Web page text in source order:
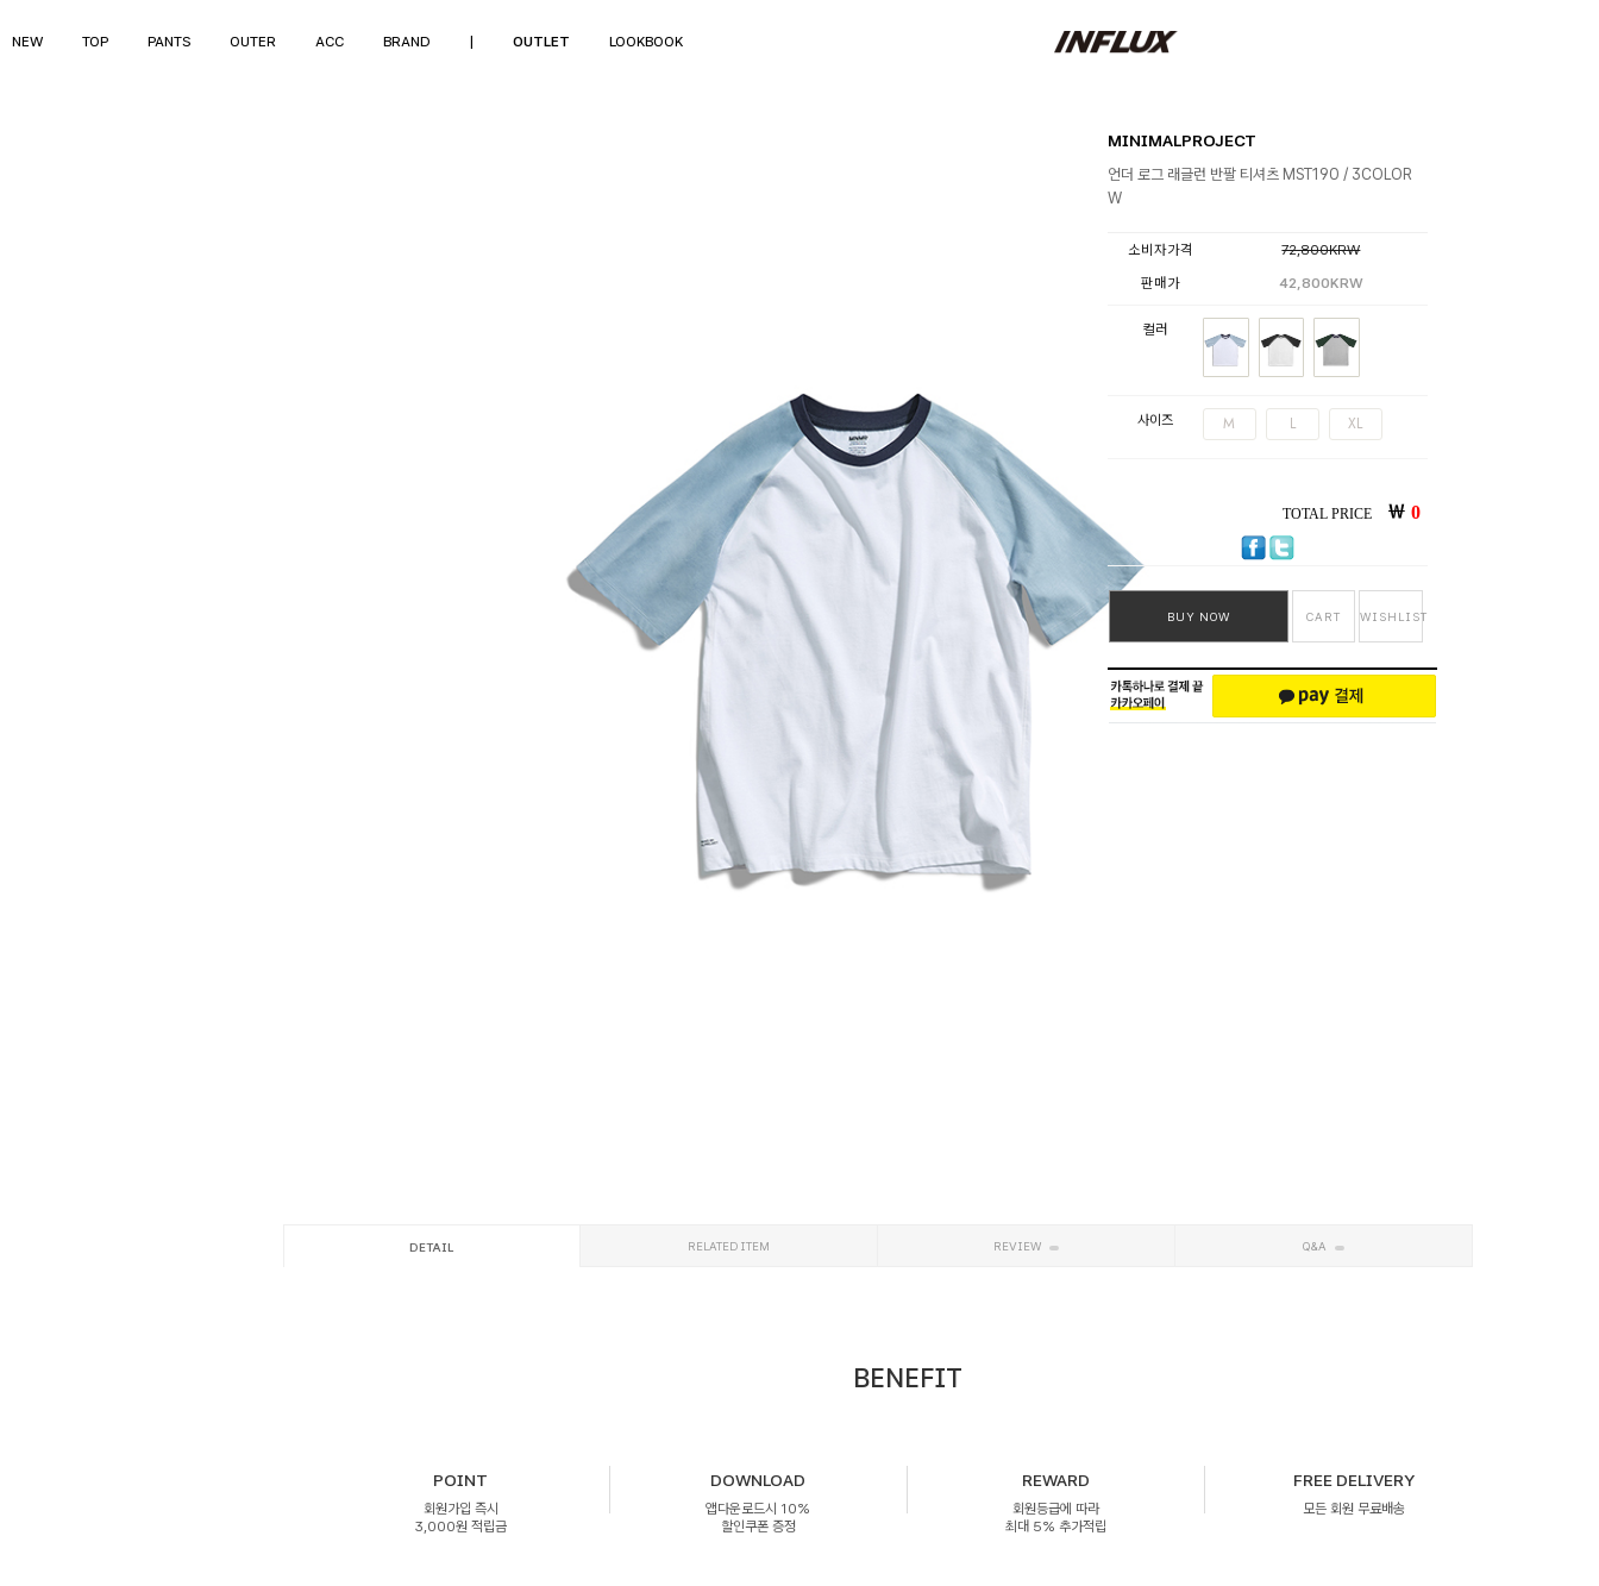
NEW TOP PANTS OUTER ACC BRAND OUTLET LOOKBOOK
MINIMALPROJECT
언더 로그 래글런 반팔 티셔츠 MST190 / 3COLOR
W
소비자가격
72,800KRW
판매가
42,800KRW
컬러
사이즈 M L XL
TOTAL PRICE ￦ 0
BUY NOW CART WISHLIST
DETAIL RELATED ITEM REVIEW Q&A
BENEFIT
POINT
회원가입 즉시
3,000원 적립금
DOWNLOAD
앱다운로드시 10%
할인쿠폰 증정
REWARD
회원등급에 따라
최대 5% 추가적립
FREE DELIVERY
모든 회원 무료배송